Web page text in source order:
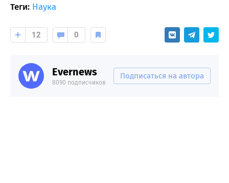
Теги: Наука
12 0
Evernews
8090 подписчиков
Подписаться на автора